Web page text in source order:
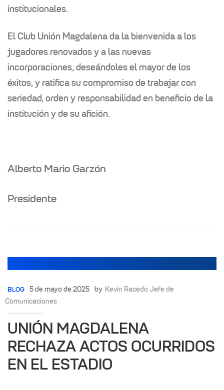
institucionales.
El Club Unión Magdalena da la bienvenida a los
jugadores renovados y a las nuevas
incorporaciones, deseándoles el mayor de los
éxitos, y ratifica su compromiso de trabajar con
seriedad, orden y responsabilidad en beneficio de la
institución y de su afición.
Alberto Mario Garzón
Presidente
BLOG 5 de mayo de 2025 by Kevin Racedo Jefe de
Comunicaciones
UNIÓN MAGDALENA
RECHAZA ACTOS OCURRIDOS
EN EL ESTADIO